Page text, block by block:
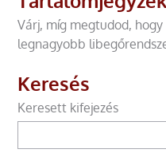
Várj, míg megtudod,
legnagyobb
Keresés
Keresett kifejezés